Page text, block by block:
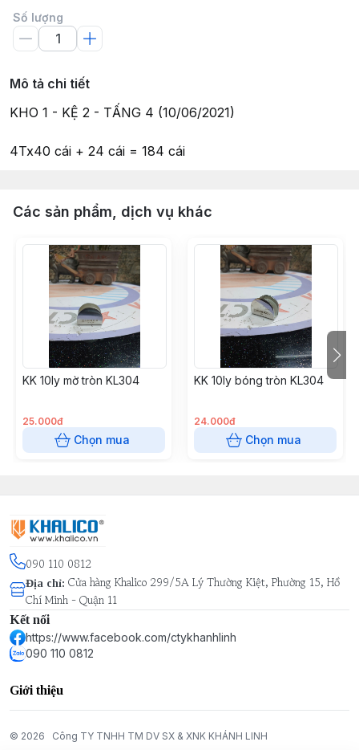
Số lượng
Mô tả chi tiết
KHO 1 - KỆ 2 - TẤNG 4 (10/06/2021)
4Tx40 cái + 24 cái = 184 cái
Các sản phẩm, dịch vụ khác
KK 10ly mờ tròn KL304
25.000đ
Chọn mua
KK 10ly bóng tròn KL304
24.000đ
Chọn mua
090 110 0812
Địa chỉ: Cửa hàng Khalico 299/5A Lý Thường Kiệt, Phường 15, Hồ
Chí Minh - Quận 11
Kết nối
https://www.facebook.com/ctykhanhlinh
090 110 0812
Giới thiệu
© 2026 Công TY TNHH TM DV SX & XNK KHÁNH LINH